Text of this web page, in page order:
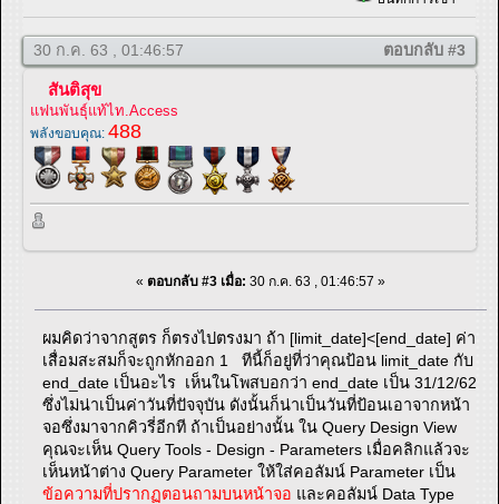
30 ก.ค. 63 , 01:46:57 ตอบกลับ #3
สันติสุข
แฟนพันธุ์แท้ไท.Access
พลังขอบคุณ: 488
« ตอบกลับ #3 เมื่อ: 30 ก.ค. 63 , 01:46:57 »
ผมคิดว่าจากสูตร ก็ตรงไปตรงมา ถ้า [limit_date]<[end_date] ค่า
เสื่อมสะสมก็จะถูกหักออก 1 ทีนี้ก็อยู่ที่ว่าคุณป้อน limit_date กับ
end_date เป็นอะไร เห็นในโพสบอกว่า end_date เป็น 31/12/62
ซึ่งไม่น่าเป็นค่าวันที่ปัจจุบัน ดังนั้นก็น่าเป็นวันที่ป้อนเอาจากหน้า
จอซึ่งมาจากคิวรี่อีกที ถ้าเป็นอย่างนั้น ใน Query Design View
คุณจะเห็น Query Tools - Design - Parameters เมื่อคลิกแล้วจะ
เห็นหน้าต่าง Query Parameter ให้ใส่คอลัมน์ Parameter เป็น
ข้อความที่ปรากฏตอนถามบนหน้าจอ และคอลัมน์ Data Type